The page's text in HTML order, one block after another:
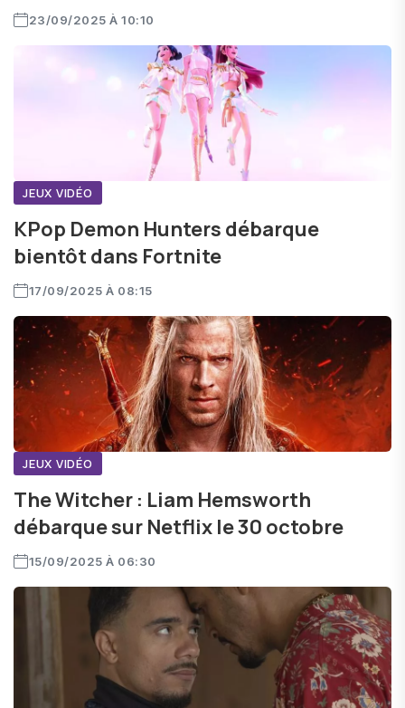
23/09/2025 À 10:10
JEUX VIDÉO
KPop Demon Hunters débarque
bientôt dans Fortnite
17/09/2025 À 08:15
JEUX VIDÉO
The Witcher : Liam Hemsworth
débarque sur Netflix le 30 octobre
15/09/2025 À 06:30